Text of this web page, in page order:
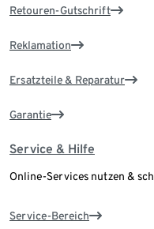
Retouren-Gutschrift
Reklamation
Ersatzteile & Reparatur
Garantie
Service & Hilfe
Online-Services nutzen &
Service-Bereich